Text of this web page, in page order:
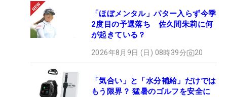
「ほぼメンタル」パター入らず今季
2度目の予選落ち 佐久間朱莉に何
が起きている？
2026年8月9日 (日) 08時39分 20
「気合い」と「水分補給」だけでは
もう限界？ 猛暑のゴルフを安全に